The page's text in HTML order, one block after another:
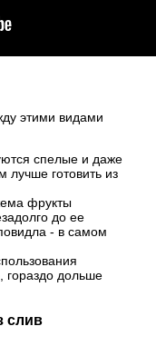
этими видами
спелые и даже
лучше готовить из
фрукты
до ее
- в самом
гораздо дольше
слив